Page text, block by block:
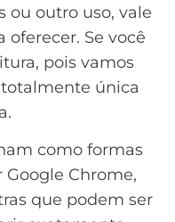
ou outro uso, vale
oferecer. Se você
pois vamos
única
como formas
Google Chrome,
que podem ser